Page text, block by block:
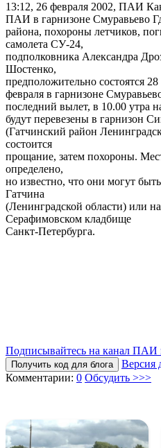
13:12, 26 февраля 2002, ПАИ
ПАИ в гарнизоне Смуравьево
района, похороны летчиков,
самолета СУ-24,
подполковника Александра
Шостенко,
предположительно состоятся
февраля в гарнизоне
последний вылет, в 10.00 утра
будут перевезены в гарнизон
(Гатчинский район
состоится
прощание, затем похороны.
определено,
но известно, что они могут
Гатчина
(Ленинградской области) или
Серафимовском кладбище
Санкт-Петербурга.
Подписывайтесь на канал
Получить код для блога
Версия
Комментарии: 0 Обсудить >>>